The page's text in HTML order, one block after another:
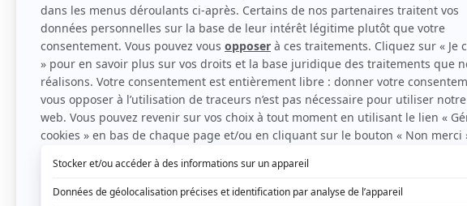
son originalité. Condensant le savoir-faire des maisons de
Féerique ou plus insolite, elle ne nous laisse pas
haute couture nous fait voyager et nous fait rêver.